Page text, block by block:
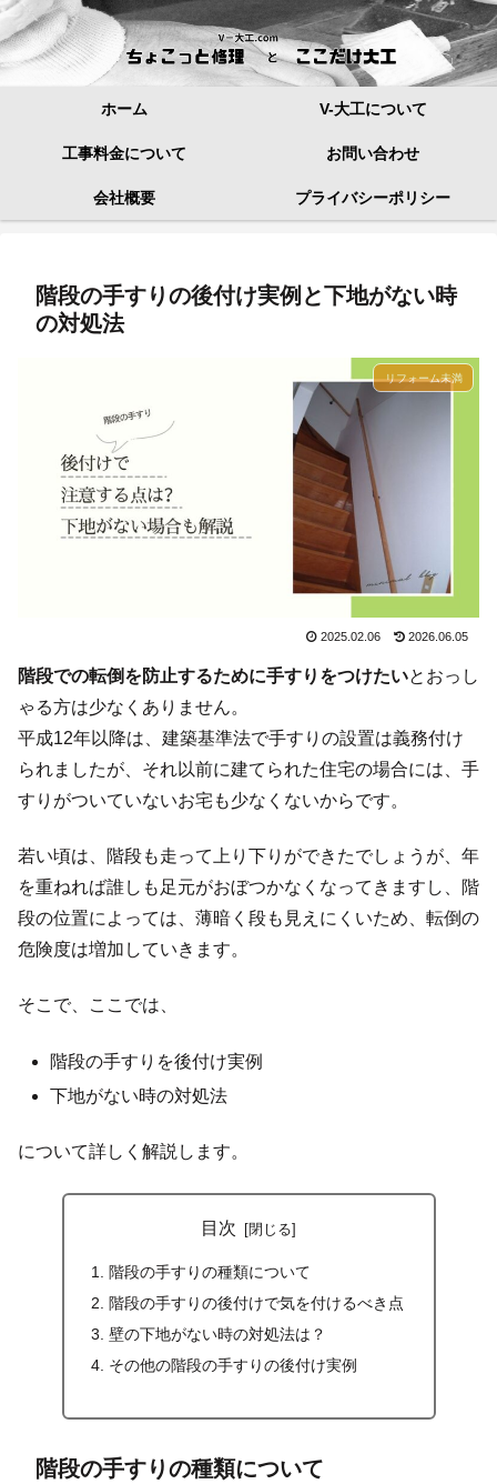
ホーム V-大工について
工事料金について お問い合わせ
会社概要 プライバシーポリシー
階段の手すりの後付け実例と下地がない時
の対処法
リフォーム未満
2025.02.06 2026.06.05
階段での転倒を防止するために手すりをつけたいとおっし
ゃる方は少なくありません。
平成12年以降は、建築基準法で手すりの設置は義務付け
られましたが、それ以前に建てられた住宅の場合には、手
すりがついていないお宅も少なくないからです。
若い頃は、階段も走って上り下りができたでしょうが、 年
を重ねれば誰しも足元がおぼつかなくなってきます し、階
段の位置によっては、 薄暗く段も見えにくいため、転倒の
危険度は増加していきます。
そこで、ここでは、
階段の手すりを後付け実例
下地がない時の対処法
について詳しく解説します。
目次
階段の手すりの種類について
階段の手すりの後付けで気を付けるべき点
壁の下地がない時の対処法は？
その他の階段の手すりの後付け実例
階段の手すりの種類について